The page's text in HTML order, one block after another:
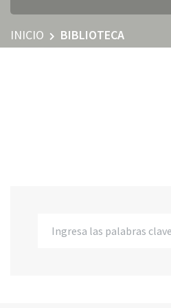
INICIO BIBLIOTECA